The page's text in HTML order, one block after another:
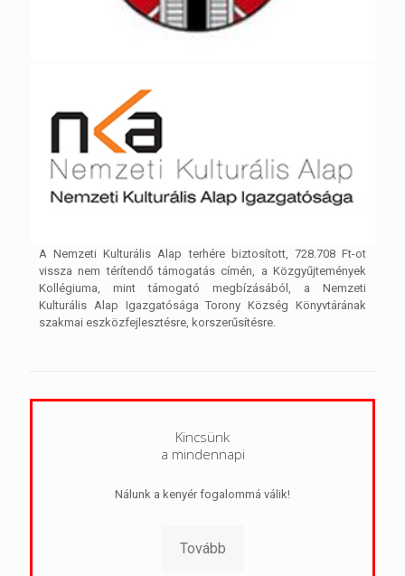
A Nemzeti Kulturális Alap terhére biztosított, 728.708 Ft-ot
vissza nem térítendő támogatás címén, a Közgyűjtemények
Kollégiuma, mint támogató megbízásából, a Nemzeti
Kulturális Alap Igazgatósága Torony Község Könyvtárának
szakmai eszközfejlesztésre, korszerűsítésre.
Kincsünk
a mindennapi
Nálunk a kenyér fogalommá válik!
Tovább